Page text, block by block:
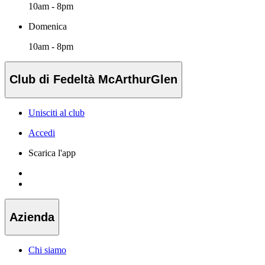
10am - 8pm
Domenica
10am - 8pm
Club di Fedeltà McArthurGlen
Unisciti al club
Accedi
Scarica l'app
Azienda
Chi siamo